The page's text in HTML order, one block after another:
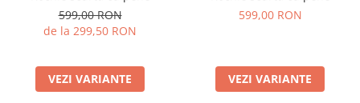
599,00 RON
de la 299,50 RON
VEZI VARIANTE
599,00 RON
VEZI VARIANTE